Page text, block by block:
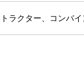
トラクター、コンバ